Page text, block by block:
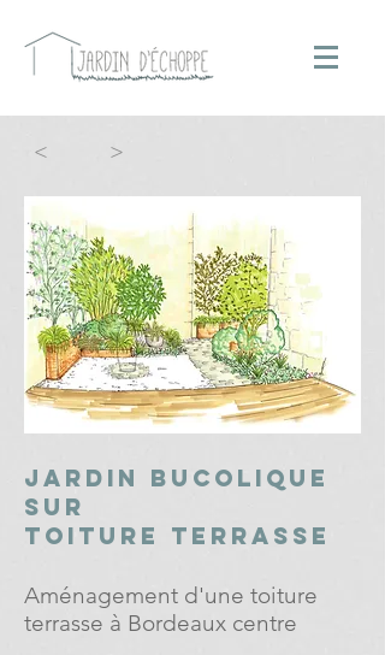
< >
jardin bucolique
sur
toiture terrasse
Aménagement d'une toiture
terrasse à Bordeaux centre